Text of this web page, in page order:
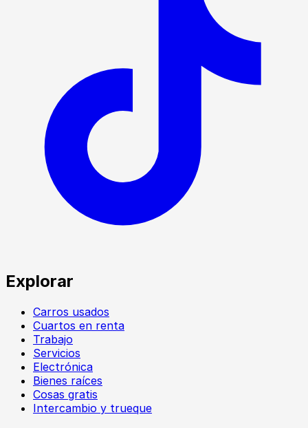
Explorar
Carros usados
Cuartos en renta
Trabajo
Servicios
Electrónica
Bienes raíces
Cosas gratis
Intercambio y trueque